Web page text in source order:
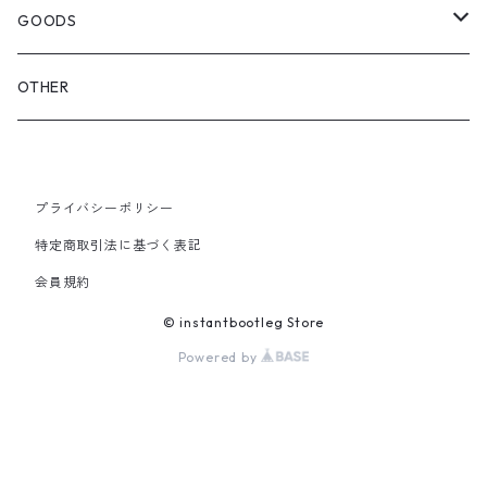
OTHER BAGS
CAP&HAT
GLOVES&SCARF
SHOULDER
SMALL BAG
GOODS
TOY
PINS& PINBACK
SOX
OTHER
プライバシーポリシー
特定商取引法に基づく表記
会員規約
© instantbootleg Store
Powered by